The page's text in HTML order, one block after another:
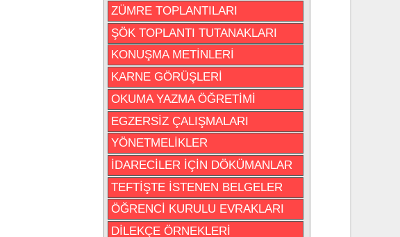
ZÜMRE TOPLANTILARI
ŞÖK TOPLANTI TUTANAKLARI
KONUŞMA METİNLERİ
KARNE GÖRÜŞLERİ
OKUMA YAZMA ÖĞRETİMİ
EGZERSİZ ÇALIŞMALARI
YÖNETMELİKLER
İDARECİLER İÇİN DÖKÜMANLAR
TEFTİŞTE İSTENEN BELGELER
ÖĞRENCİ KURULU EVRAKLARI
DİLEKÇE ÖRNEKLERİ